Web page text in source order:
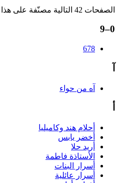
الصفحات 42 التالية مصنّفة على هذا التصنيف، من إجمالي 42.
0–9
678
آه من حواء
أحلام هند وكاميليا
أخضر يابس
أريد حلا
الأستاذة فاطمة
أسرار البنات
أسرار عائلية